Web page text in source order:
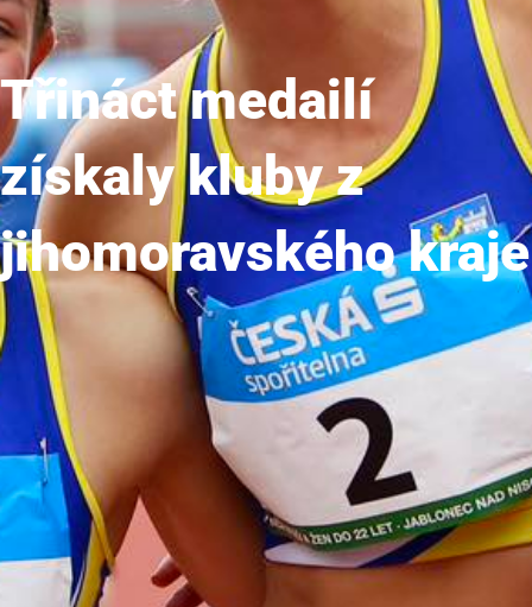
Třináct medailí
získaly kluby z
jihomoravského kraje